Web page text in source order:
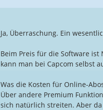
Ja, Überraschung. Ein
Beim Preis für die Software
kann man bei Capcom selbst
Was die Kosten für Online-
Über andere Premium
sich natürlich streiten. Aber